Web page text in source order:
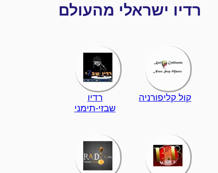
רדיו ישראלי מהעולם
קול קליפורניה
רדיו
שבזי-תימני